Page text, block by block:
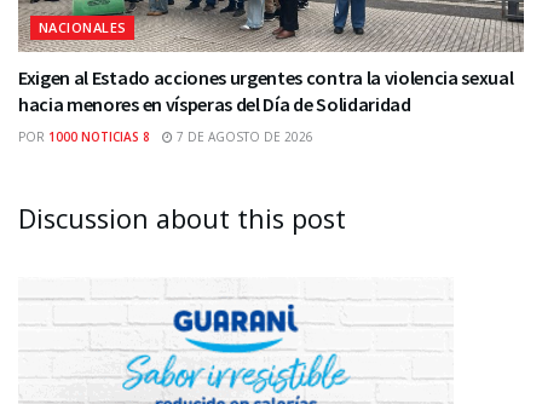
NACIONALES
Exigen al Estado acciones urgentes contra la violencia sexual
hacia menores en vísperas del Día de Solidaridad
POR 1000 NOTICIAS 8 7 DE AGOSTO DE 2026
Discussion about this post